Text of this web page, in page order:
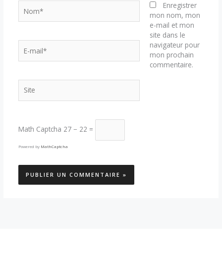
mail*
Enregistrer
mon nom, mon
e-mail et mon
site dans le
navigateur pour
mon prochain
commentaire.
Math Captcha 27 − 22 =
Powered by MathCaptcha